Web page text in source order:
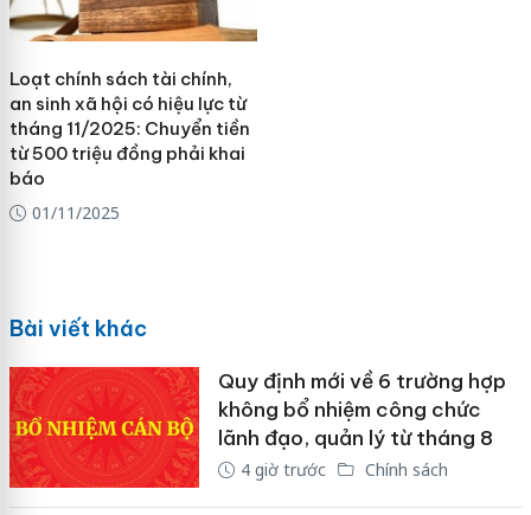
Loạt chính sách tài chính,
an sinh xã hội có hiệu lực từ
tháng 11/2025: Chuyển tiền
từ 500 triệu đồng phải khai
báo
01/11/2025
Bài viết khác
Quy định mới về 6 trường hợp
không bổ nhiệm công chức
lãnh đạo, quản lý từ tháng 8
4 giờ trước Chính sách